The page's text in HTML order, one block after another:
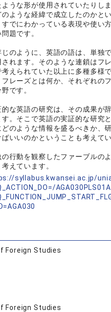
ような形が使用されていたりし
のような経緯で成立したのかと
すでにわかっている表現や使い
題です。
じのように、英語の語は、単独
されます。そのような連鎖はフ
考えられていた以上に多種多様
フレーズとは何か、それぞれの
です。
的な英語の研究は、その成果が
す。そこで英語の実証的な研究
どのような情報を盛るべきか、
ばいいのかということも考えてい
の行動を観察したファーブルの
えています。
syllabus.kwansei.ac.jp/
Foreign Studies
Foreign Studies